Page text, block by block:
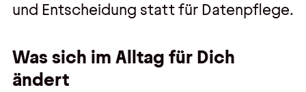
und Entscheidung statt für Datenpflege.
Was sich im Alltag für Dich
ändert